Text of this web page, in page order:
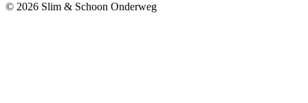
© 2026 Slim & Schoon Onderweg